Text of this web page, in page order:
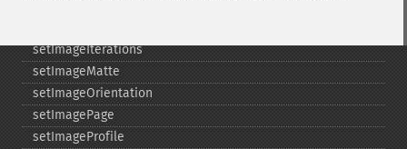
setImageIterations
setImageMatte
setImageOrientation
setImagePage
setImageProfile